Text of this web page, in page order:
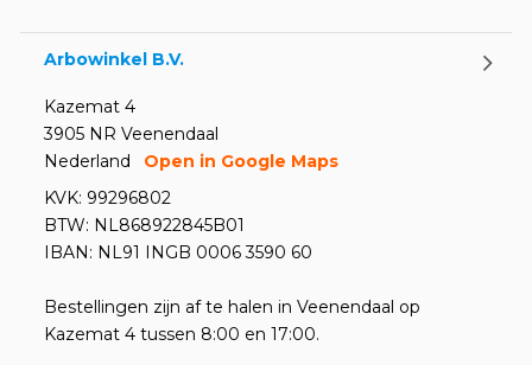
Arbowinkel B.V.
Kazemat 4
3905 NR Veenendaal
Nederland
Open in Google Maps
KVK: 99296802
BTW: NL868922845B01
IBAN: NL91 INGB 0006 3590 60
Bestellingen zijn af te halen in Veenendaal op
Kazemat 4 tussen 8:00 en 17:00.